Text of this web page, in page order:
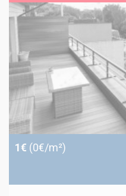
1€ (0€/m²)